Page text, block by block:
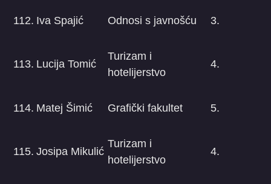
112. Iva Spajić Odnosi s javnošću 3.
113. Lucija Tomić
Turizam i
hotelijerstvo
4.
114. Matej Šimić Grafički fakultet 5.
115. Josipa Mikulić
Turizam i
hotelijerstvo
4.